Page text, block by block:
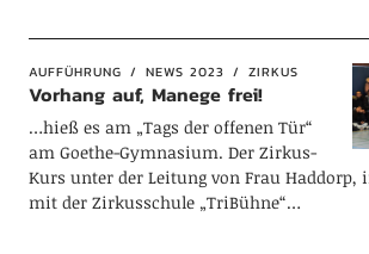
AUFFÜHRUNG NEWS 2023 ZIRKUS
Vorhang auf, Manege frei!
…hieß es am „Tags der offenen Tür“
am Goethe-Gymnasium. Der Zirkus-
Kurs unter der Leitung von Frau Haddorp,
mit der Zirkusschule „TriBühne“…